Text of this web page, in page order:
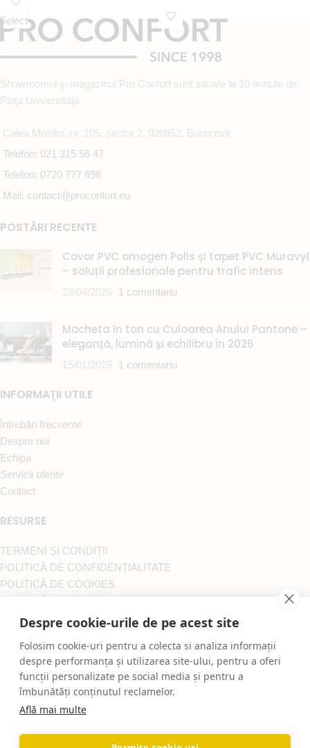
saptamani
comenzii se achita un
avans de 50%
Select
options
In stoc la furnizor
Termen livrare : 2 – 3
Nota : dupa plasarea
Select
options
Showroomul şi magazinul Pro Confort sunt situate la 10 minute de
Piaţa Universităţii.
Calea Mosilor, nr. 105, sector 2, 020852, Bucuresti
Telefon: 021 315 56 47
Telefon: 0720 777 698
Mail: contact@proconfort.eu
POSTĂRI RECENTE
Covor PVC omogen Polis și tapet PVC Muravyl
– soluții profesionale pentru trafic intens
23/04/2026 1 comentariu
Mocheta în ton cu Culoarea Anului Pantone –
eleganță, lumină și echilibru în 2026
15/01/2026 1 comentariu
INFORMAŢII UTILE
Întrebări frecvente
Despre noi
Echipa
Servicii oferite
Contact
RESURSE
TERMENI ȘI CONDIȚII
POLITICĂ DE CONFIDENȚIALITATE
POLITICĂ DE COOKIES
A.N.P.C.
Toate drepturile rezervate ProConfortCarpet.ro
Mentenanta Web:igna.ro
Despre cookie-urile de pe acest site
Folosim cookie-uri pentru a colecta si analiza informații
despre performanța și utilizarea site-ului, pentru a oferi
funcții personalizate pe social media și pentru a
îmbunătăți conținutul reclamelor.
Află mai multe